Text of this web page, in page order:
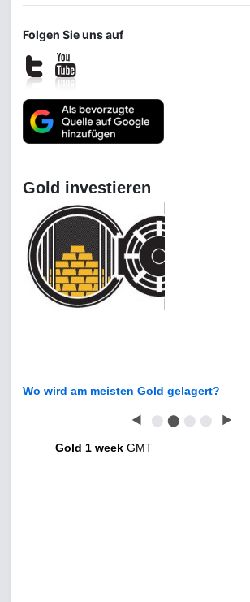
Folgen Sie uns auf
Gold investieren
Wo wird am meisten Gold gelagert?
◀ ⬤ ⬤ ⬤ ⬤ ▶
Gold 1 week GMT